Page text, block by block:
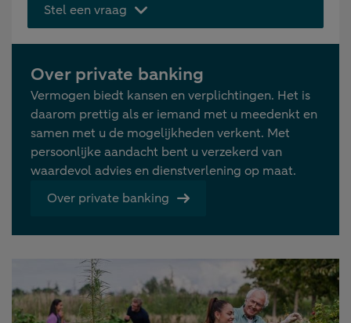
Stel een vraag
Over private banking
Vermogen biedt kansen en verplichtingen. Het is
daarom prettig als er iemand met u meedenkt en
samen met u de mogelijkheden verkent. Met
persoonlijke aandacht bent u verzekerd van
waardevol advies en dienstverlening op maat.
Over private banking